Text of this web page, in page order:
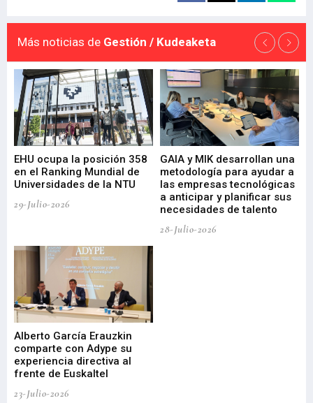
Más noticias de Gestión / Kudeaketa
EHU ocupa la posición 358
en el Ranking Mundial de
Universidades de la NTU
29-Julio-2026
GAIA y MIK desarrollan una
metodología para ayudar a
las empresas tecnológicas
a anticipar y planificar sus
necesidades de talento
28-Julio-2026
Alberto García Erauzkin
comparte con Adype su
experiencia directiva al
frente de Euskaltel
23-Julio-2026